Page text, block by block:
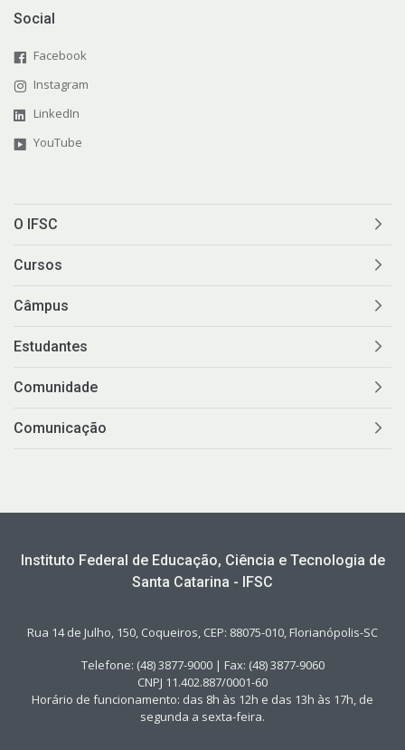
Social
Facebook
Instagram
LinkedIn
YouTube
O IFSC
Cursos
Câmpus
Estudantes
Comunidade
Comunicação
Instituto Federal de Educação, Ciência e Tecnologia de
Santa Catarina - IFSC
Rua 14 de Julho, 150, Coqueiros, CEP: 88075-010, Florianópolis-SC
Telefone: (48) 3877-9000 | Fax: (48) 3877-9060
CNPJ 11.402.887/0001-60
Horário de funcionamento: das 8h às 12h e das 13h às 17h, de
segunda a sexta-feira.